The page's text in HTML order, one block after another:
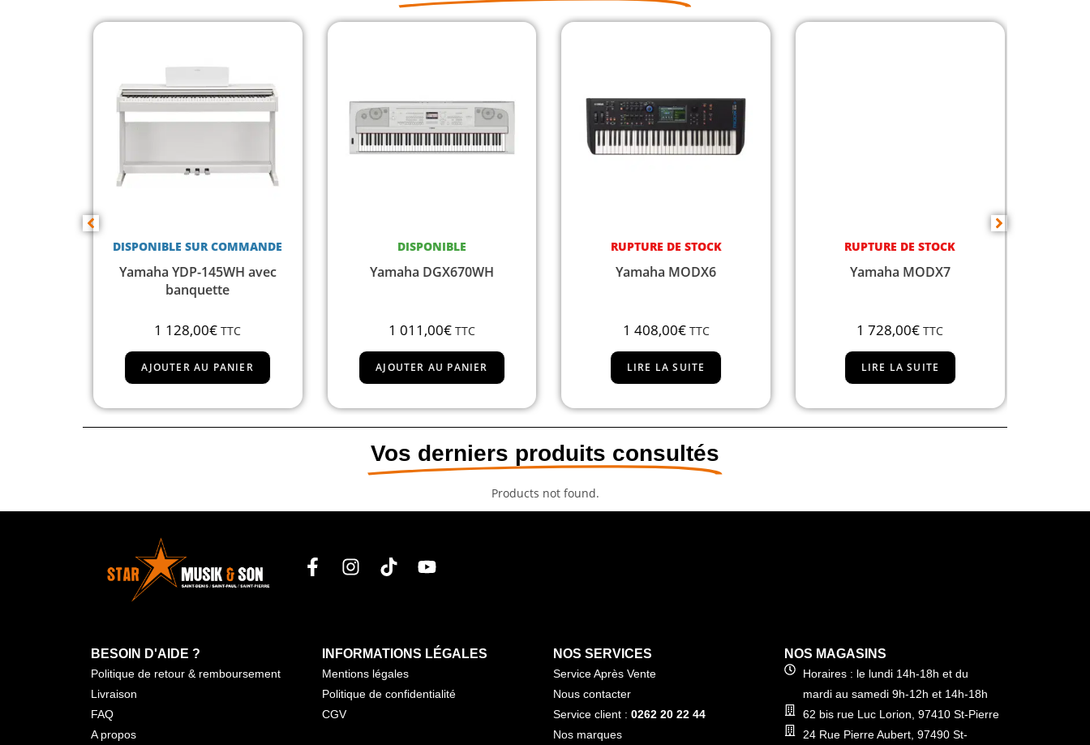
DISPONIBLE SUR COMMANDE
Yamaha YDP-145WH avec
banquette
1 128,00€ TTC
AJOUTER AU PANIER
DISPONIBLE
Yamaha DGX670WH
1 011,00€ TTC
AJOUTER AU PANIER
RUPTURE DE STOCK
Yamaha MODX6
1 408,00€ TTC
LIRE LA SUITE
RUPTURE DE STOCK
Yamaha MODX7
1 728,00€ TTC
LIRE LA SUITE
Vos derniers produits consultés
Products not found.
BESOIN D'AIDE ?
Politique de retour & remboursement
Livraison
FAQ
A propos
INFORMATIONS LÉGALES
Mentions légales
Politique de confidentialité
CGV
NOS SERVICES
Service Après Vente
Nous contacter
Service client : 0262 20 22 44
Nos marques
NOS MAGASINS
Horaires : le lundi 14h-18h et du
mardi au samedi 9h-12h et 14h-18h
62 bis rue Luc Lorion, 97410 St-Pierre
24 Rue Pierre Aubert, 97490 St-